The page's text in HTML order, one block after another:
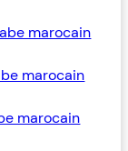
marocain
marocain
marocain